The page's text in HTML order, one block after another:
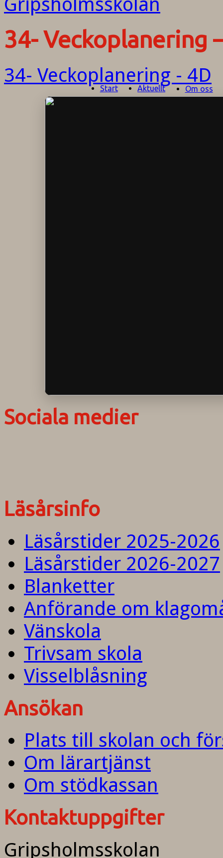
Start Aktuellt Om oss
34- Veckoplanering
34- Veckoplanering - 4D
Sociala medier
Läsårsinfo
Läsårstider 2025-2026
Läsårstider 2026-2027
Blanketter
Anförande om
Vänskola
Trivsam skola
Visselblåsning
Ansökan
Plats till skolan och
Om lärartjänst
Om stödkassan
Kontaktuppgifter
Gripsholmsskolan